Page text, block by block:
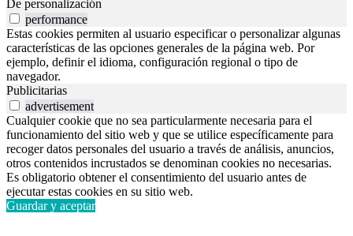
De personalización
performance
Estas cookies permiten al usuario especificar o personalizar algunas
características de las opciones generales de la página web. Por
ejemplo, definir el idioma, configuración regional o tipo de
navegador.
Publicitarias
advertisement
Cualquier cookie que no sea particularmente necesaria para el
funcionamiento del sitio web y que se utilice específicamente para
recoger datos personales del usuario a través de análisis, anuncios,
otros contenidos incrustados se denominan cookies no necesarias.
Es obligatorio obtener el consentimiento del usuario antes de
ejecutar estas cookies en su sitio web.
Guardar y aceptar